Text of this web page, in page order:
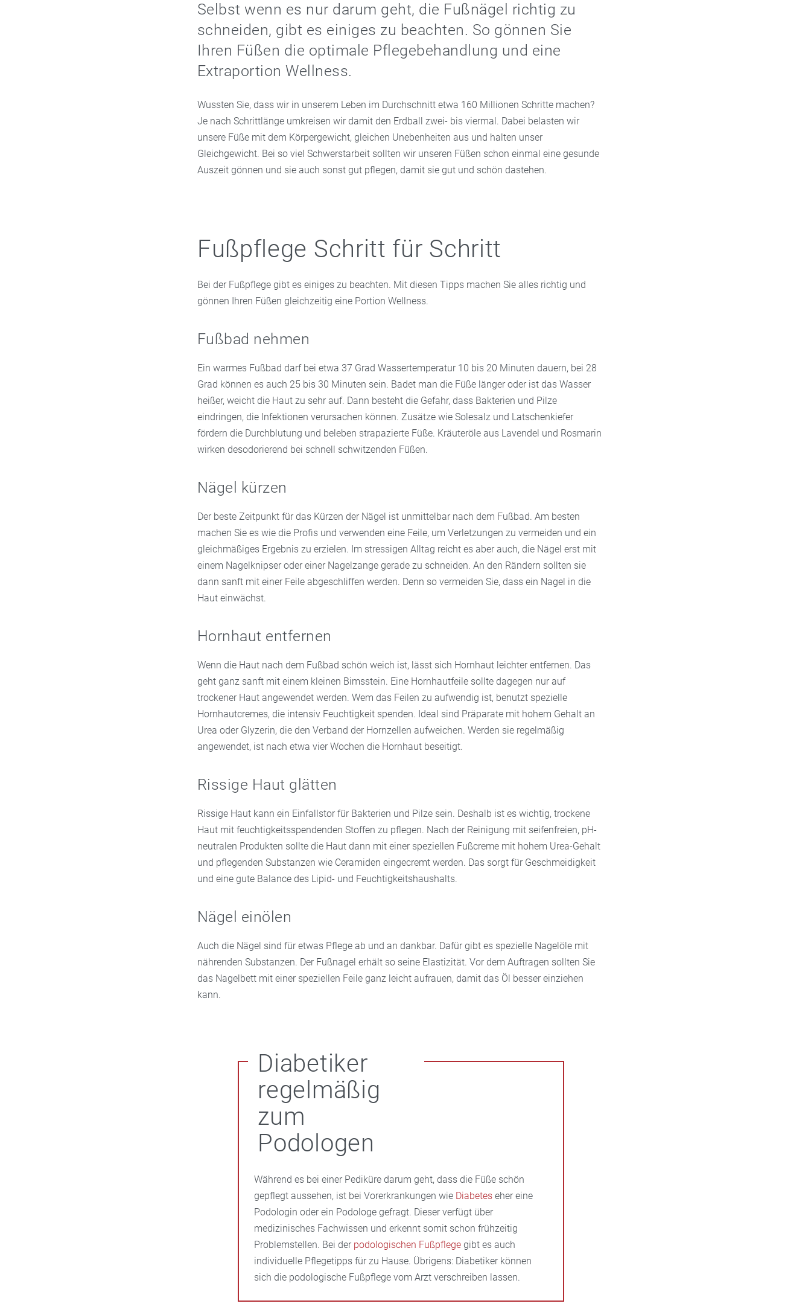
Selbst wenn es nur darum geht, die Fußnägel richtig zu
schneiden, gibt es einiges zu beachten. So gönnen Sie
Ihren Füßen die optimale Pflegebehandlung und eine
Extraportion Wellness.
Wussten Sie, dass wir in unserem Leben im Durchschnitt etwa 160 Millionen Schritte machen?
Je nach Schrittlänge umkreisen wir damit den Erdball zwei- bis viermal. Dabei belasten wir
unsere Füße mit dem Körpergewicht, gleichen Unebenheiten aus und halten unser
Gleichgewicht. Bei so viel Schwerstarbeit sollten wir unseren Füßen schon einmal eine gesunde
Auszeit gönnen und sie auch sonst gut pflegen, damit sie gut und schön dastehen.
Fußpflege Schritt für Schritt
Bei der Fußpflege gibt es einiges zu beachten. Mit diesen Tipps machen Sie alles richtig und
gönnen Ihren Füßen gleichzeitig eine Portion Wellness.
Fußbad nehmen
Ein warmes Fußbad darf bei etwa 37 Grad Wassertemperatur 10 bis 20 Minuten dauern, bei 28
Grad können es auch 25 bis 30 Minuten sein. Badet man die Füße länger oder ist das Wasser
heißer, weicht die Haut zu sehr auf. Dann besteht die Gefahr, dass Bakterien und Pilze
eindringen, die Infektionen verursachen können. Zusätze wie Solesalz und Latschenkiefer
fördern die Durchblutung und beleben strapazierte Füße. Kräuteröle aus Lavendel und Rosmarin
wirken desodorierend bei schnell schwitzenden Füßen.
Nägel kürzen
Der beste Zeitpunkt für das Kürzen der Nägel ist unmittelbar nach dem Fußbad. Am besten
machen Sie es wie die Profis und verwenden eine Feile, um Verletzungen zu vermeiden und ein
gleichmäßiges Ergebnis zu erzielen. Im stressigen Alltag reicht es aber auch, die Nägel erst mit
einem Nagelknipser oder einer Nagelzange gerade zu schneiden. An den Rändern sollten sie
dann sanft mit einer Feile abgeschliffen werden. Denn so vermeiden Sie, dass ein Nagel in die
Haut einwächst.
Hornhaut entfernen
Wenn die Haut nach dem Fußbad schön weich ist, lässt sich Hornhaut leichter entfernen. Das
geht ganz sanft mit einem kleinen Bimsstein. Eine Hornhautfeile sollte dagegen nur auf
trockener Haut angewendet werden. Wem das Feilen zu aufwendig ist, benutzt spezielle
Hornhautcremes, die intensiv Feuchtigkeit spenden. Ideal sind Präparate mit hohem Gehalt an
Urea oder Glyzerin, die den Verband der Hornzellen aufweichen. Werden sie regelmäßig
angewendet, ist nach etwa vier Wochen die Hornhaut beseitigt.
Rissige Haut glätten
Rissige Haut kann ein Einfallstor für Bakterien und Pilze sein. Deshalb ist es wichtig, trockene
Haut mit feuchtigkeitsspendenden Stoffen zu pflegen. Nach der Reinigung mit seifenfreien, pH-
neutralen Produkten sollte die Haut dann mit einer speziellen Fußcreme mit hohem Urea-Gehalt
und pflegenden Substanzen wie Ceramiden eingecremt werden. Das sorgt für Geschmeidigkeit
und eine gute Balance des Lipid- und Feuchtigkeitshaushalts.
Nägel einölen
Auch die Nägel sind für etwas Pflege ab und an dankbar. Dafür gibt es spezielle Nagelöle mit
nährenden Substanzen. Der Fußnagel erhält so seine Elastizität. Vor dem Auftragen sollten Sie
das Nagelbett mit einer speziellen Feile ganz leicht aufrauen, damit das Öl besser einziehen
kann.
Diabetiker
regelmäßig
zum
Podologen
Während es bei einer Pediküre darum geht, dass die Füße schön
gepflegt aussehen, ist bei Vorerkrankungen wie Diabetes eher eine
Podologin oder ein Podologe gefragt. Dieser verfügt über
medizinisches Fachwissen und erkennt somit schon frühzeitig
Problemstellen. Bei der podologischen Fußpflege gibt es auch
individuelle Pflegetipps für zu Hause. Übrigens: Diabetiker können
sich die podologische Fußpflege vom Arzt verschreiben lassen.